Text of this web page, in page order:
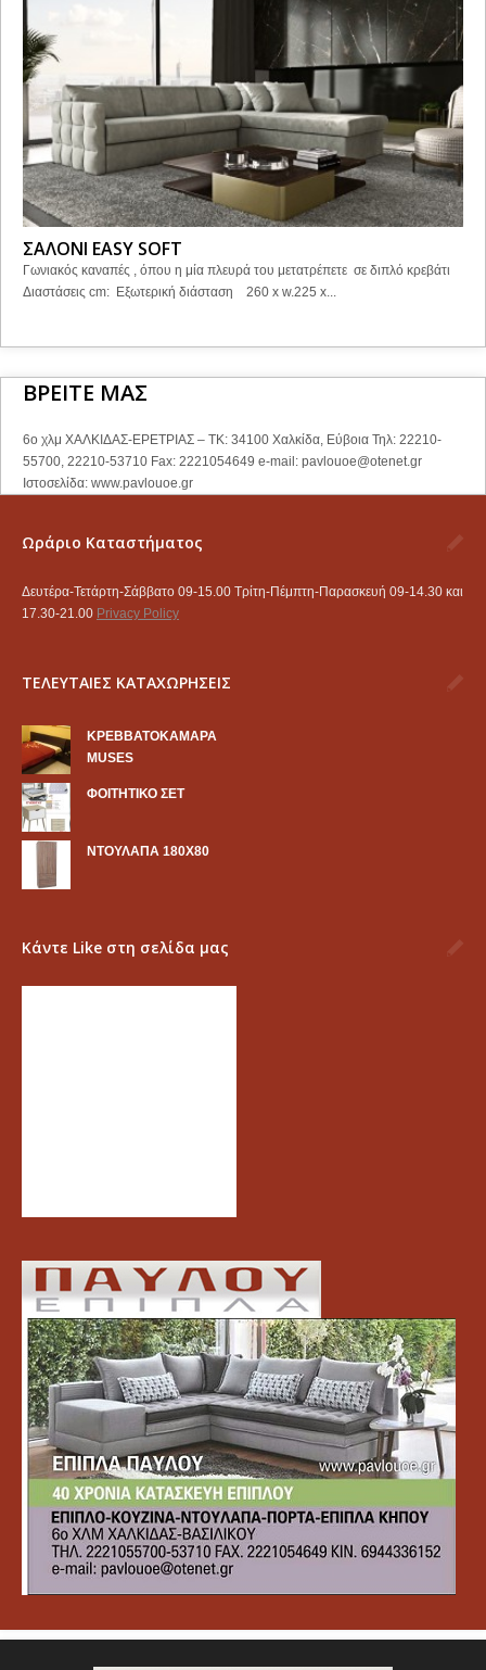
ΣΑΛΟΝΙ EASY SOFT
Γωνιακός καναπές , όπου η μία πλευρά του μετατρέπετε σε διπλό κρεβάτι
Διαστάσεις cm: Εξωτερική διάσταση 260 x w.225 x...
ΒΡΕΙΤΕ ΜΑΣ
6ο χλμ ΧΑΛΚΙΔΑΣ-ΕΡΕΤΡΙΑΣ – ΤΚ: 34100 Χαλκίδα, Εύβοια Τηλ: 22210-
55700, 22210-53710 Fax: 2221054649 e-mail: pavlouoe@otenet.gr
Ιστοσελίδα: www.pavlouoe.gr
Ωράριο Καταστήματος
Δευτέρα-Τετάρτη-Σάββατο 09-15.00 Τρίτη-Πέμπτη-Παρασκευή 09-14.30 και
17.30-21.00 Privacy Policy
ΤΕΛΕΥΤΑΙΕΣ ΚΑΤΑΧΩΡΗΣΕΙΣ
KΡΕΒΒΑΤΟΚΑΜΑΡΑ
MUSES
ΦΟΙΤΗΤΙΚΟ ΣΕΤ
ΝΤΟΥΛΑΠΑ 180Χ80
Κάντε Like στη σελίδα μας